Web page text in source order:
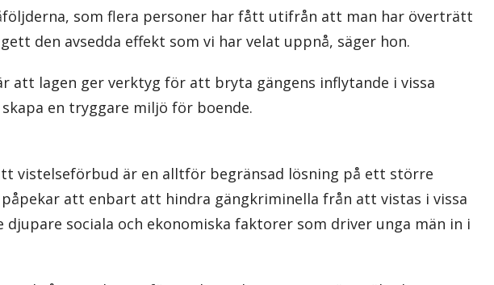
som flera personer har fått utifrån att man har överträtt
den avsedda effekt som vi har velat uppnå, säger hon.
att lagen ger verktyg för att bryta gängens inflytande i vissa
en tryggare miljö för boende.
vistelseförbud är en alltför begränsad lösning på ett större
att enbart att hindra gängkriminella från att vistas i vissa
djupare sociala och ekonomiska faktorer som driver unga män in i